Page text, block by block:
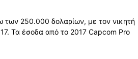
των 250.000 δολαρίων, με τον νικητή
Τα έσοδα από το 2017 Capcom Pro